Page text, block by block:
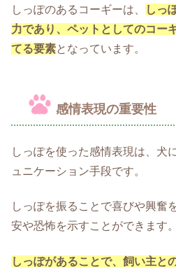
しっぽのあるコーギーは、
しっ
力であり、ペットとしてのコー
てる要素となっています。
感情表現の重要性
しっぽを使った感情表現は、犬
ュニケーション手段です。
しっぽを振ることで喜びや興奮
安や恐怖を示すことができます。
しっぽがあることで、飼い主と